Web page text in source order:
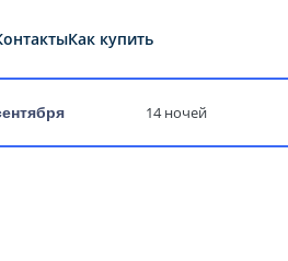
Как купить
14 ночей